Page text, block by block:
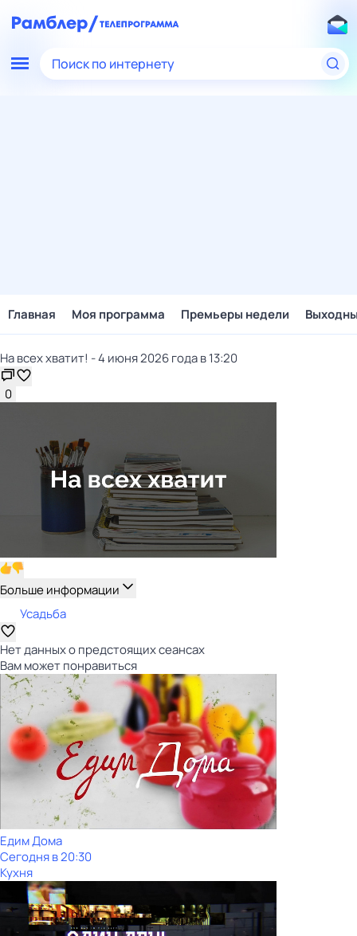
Поиск по интернету
Главная Моя программа Премьеры недели
На всех хватит! - 4 июня 2026 года в 13:20
0
Больше информации
Усадьба
Нет данных о предстоящих сеансах
Вам может понравиться
Едим Дома
Сегодня в 20:30
Кухня